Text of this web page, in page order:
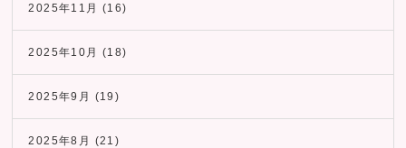
2025年11月 (16)
2025年10月 (18)
2025年9月 (19)
2025年8月 (21)